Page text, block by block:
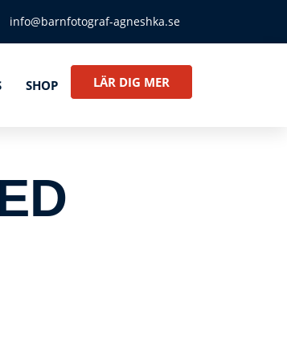
info@barnfotograf-agneshka.se
SHOP LÄR DIG MER